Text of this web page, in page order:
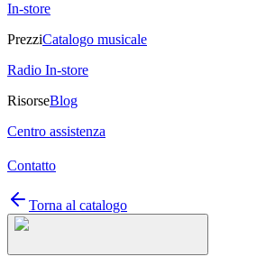
In-store
PrezziCatalogo musicale
Radio In-store
RisorseBlog
Centro assistenza
Contatto
Torna al catalogo